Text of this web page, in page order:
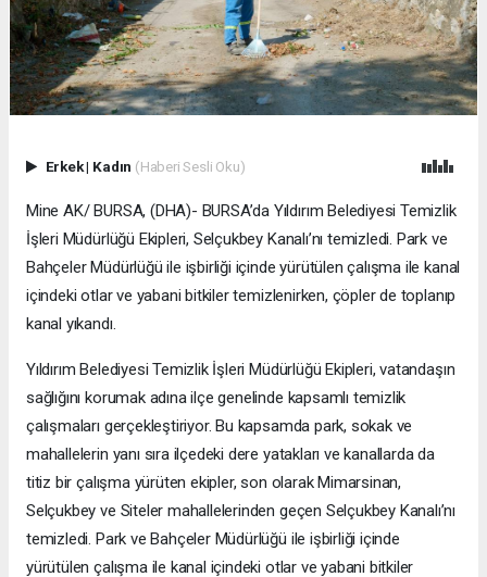
Erkek| Kadın (Haberi Sesli Oku)
Mine AK/ BURSA, (DHA)- BURSA’da Yıldırım Belediyesi Temizlik
İşleri Müdürlüğü Ekipleri, Selçukbey Kanalı’nı temizledi. Park ve
Bahçeler Müdürlüğü ile işbirliği içinde yürütülen çalışma ile kanal
içindeki otlar ve yabani bitkiler temizlenirken, çöpler de toplanıp
kanal yıkandı.
Yıldırım Belediyesi Temizlik İşleri Müdürlüğü Ekipleri, vatandaşın
sağlığını korumak adına ilçe genelinde kapsamlı temizlik
çalışmaları gerçekleştiriyor. Bu kapsamda park, sokak ve
mahallelerin yanı sıra ilçedeki dere yatakları ve kanallarda da
titiz bir çalışma yürüten ekipler, son olarak Mimarsinan,
Selçukbey ve Siteler mahallelerinden geçen Selçukbey Kanalı’nı
temizledi. Park ve Bahçeler Müdürlüğü ile işbirliği içinde
yürütülen çalışma ile kanal içindeki otlar ve yabani bitkiler